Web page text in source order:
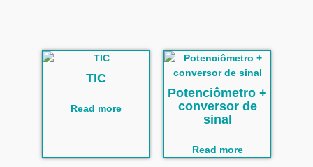
TIC
Read more
Potenciômetro +
conversor de
sinal
Read more